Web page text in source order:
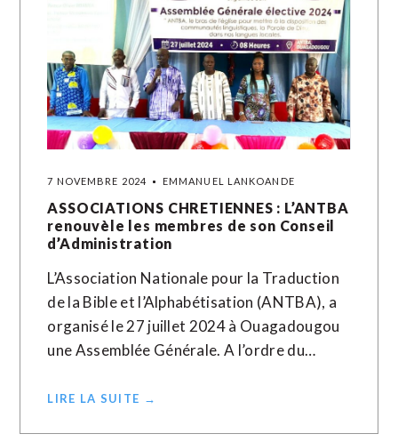
7 NOVEMBRE 2024 EMMANUEL LANKOANDE
ASSOCIATIONS CHRETIENNES : L’ANTBA
renouvèle les membres de son Conseil
d’Administration
L’Association Nationale pour la Traduction
de la Bible et l’Alphabétisation (ANTBA), a
organisé le 27 juillet 2024 à Ouagadougou
une Assemblée Générale. A l’ordre du…
LIRE LA SUITE →